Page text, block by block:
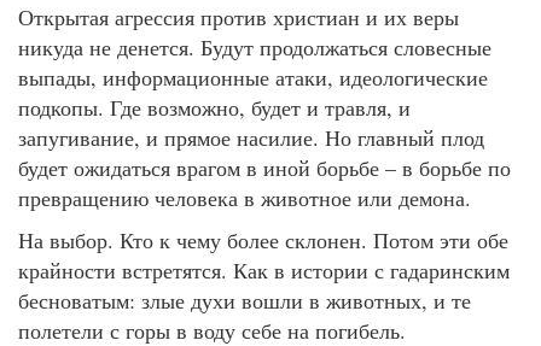
Открытая агрессия против христиан и их веры
никуда не денется. Будут продолжаться словесные
выпады, информационные атаки, идеологические
подкопы. Где возможно, будет и травля, и
запугивание, и прямое насилие. Но главный плод
будет ожидаться врагом в иной борьбе – в борьбе по
превращению человека в животное или демона.
На выбор. Кто к чему более склонен. Потом эти обе
крайности встретятся. Как в истории с гадаринским
бесноватым: злые духи вошли в животных, и те
полетели с горы в воду себе на погибель.